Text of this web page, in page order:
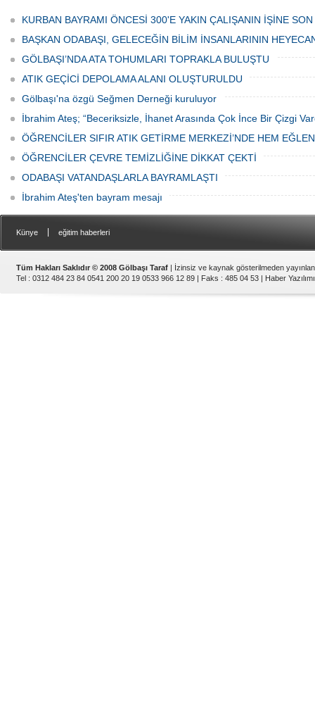
Haftası" etkinlikleri Ankara'da devam
ediyor.
bulunan esnaf ve alışverişe gelen
vatandaşlar park cezaları yüzünden
canından bezdi.
KURBAN BAYRAMI ÖNCESİ 300'E YAKIN ÇALIŞANIN İŞİNE
BAŞKAN ODABAŞI, GELECEĞİN BİLİM İNSANLARININ
GÖLBAŞI’NDA ATA TOHUMLARI TOPRAKLA BULUŞTU
ATIK GEÇİCİ DEPOLAMA ALANI OLUŞTURULDU
Gölbaşı'na özgü Seğmen Derneği kuruluyor
İbrahim Ateş; “Beceriksizle, İhanet Arasında Çok İnce Bir Çizgi
ÖĞRENCİLER SIFIR ATIK GETİRME MERKEZİ’NDE HEM
ÖĞRENCİLER ÇEVRE TEMİZLİĞİNE DİKKAT ÇEKTİ
ODABAŞI VATANDAŞLARLA BAYRAMLAŞTI
İbrahim Ateş'ten bayram mesajı
Künye eğitim haberleri
Tüm Hakları Saklıdır © 2008 Gölbaşı Taraf | İzinsiz ve kaynak gösterilmeden
Tel : 0312 484 23 84 0541 200 20 19 0533 966 12 89 | Faks : 485 04 53 | Haber Yazılımı